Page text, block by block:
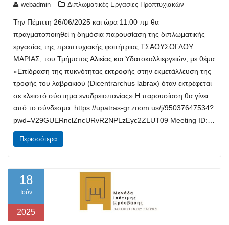
webadmin Διπλωματικές Εργασίες Προπτυχιακών
Την Πέμπτη 26/06/2025 και ώρα 11:00 πμ θα
πραγματοποιηθεί η δημόσια παρουσίαση της διπλωματικής
εργασίας της προπτυχιακής φοιτήτριας ΤΣΑΟΥΣΟΓΛΟΥ
ΜΑΡΙΑΣ, του Τμήματος Αλιείας και Υδατοκαλλιεργειών, με θέμα
«Επίδραση της πυκνότητας εκτροφής στην εκμετάλλευση της
τροφής του λαβρακιού (Dicentrarchus labrax) όταν εκτρέφεται
σε κλειστό σύστημα ενυδρειοπονίας» Η παρουσίαση θα γίνει
από το σύνδεσμο: https://upatras-gr.zoom.us/j/95037647534?
pwd=V29GUERnclZncURvR2NPLzEyc2ZLUT09 Meeting ID:…
Περισσότερα
18
Ιούν
2025